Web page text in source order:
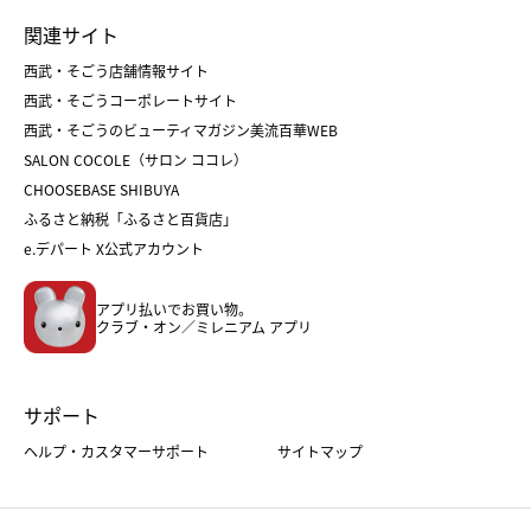
父の日
クリスマスケーキ
ホワイトデー
菓子折り
和菓子
人気のギフト
バレンタイン
ホワイトデー
おせち
フード
ホーム・キッチン＆アート
関連サイト
西武・そごう店舗情報サイト
西武・そごうコーポレートサイト
西武・そごうのビューティマガジン美流百華WEB
SALON COCOLE（サロン ココレ）
CHOOSEBASE SHIBUYA
ふるさと納税「ふるさと百貨店」
e.デパート X公式アカウント
アプリ払いでお買い物。
クラブ・オン／ミレニアム アプリ
サポート
ヘルプ・カスタマーサポート サイトマップ